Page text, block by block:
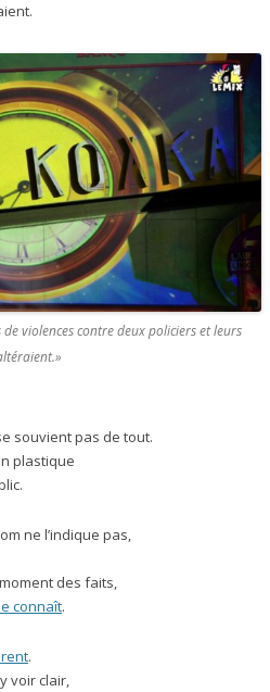
de violences contre deux policiers et leurs
souvient pas de tout.
plastique
ne l’indique pas,
des faits,
connaît.
.
voir clair,